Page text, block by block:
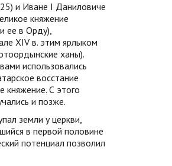
и Иване I Даниловиче
княжение
ее в Орду),
XIV в. этим ярлыком
ханы).
использовались
восстание
княжение. С этого
и позже.
земли у церкви,
в первой половине
потенциал позволил